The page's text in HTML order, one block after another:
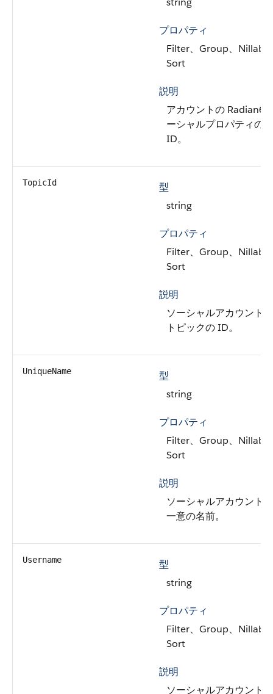
プロパティ
Filter、Group、
Sort
説明
アカウントの Radian6
ーシャルプロパティの
ID。
TopicId
型
string
プロパティ
Filter、Group、
Sort
説明
ソーシャルアカウントの
トピックの ID。
UniqueName
型
string
プロパティ
Filter、Group、
Sort
説明
ソーシャルアカウントの
一意の名前。
Username
型
string
プロパティ
Filter、Group、
Sort
説明
ソーシャルアカウントの